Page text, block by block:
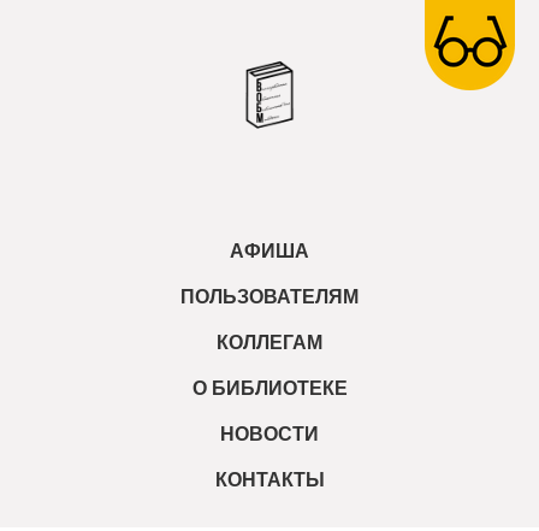
АФИША
ПОЛЬЗОВАТЕЛЯМ
КОЛЛЕГАМ
О БИБЛИОТЕКЕ
НОВОСТИ
КОНТАКТЫ